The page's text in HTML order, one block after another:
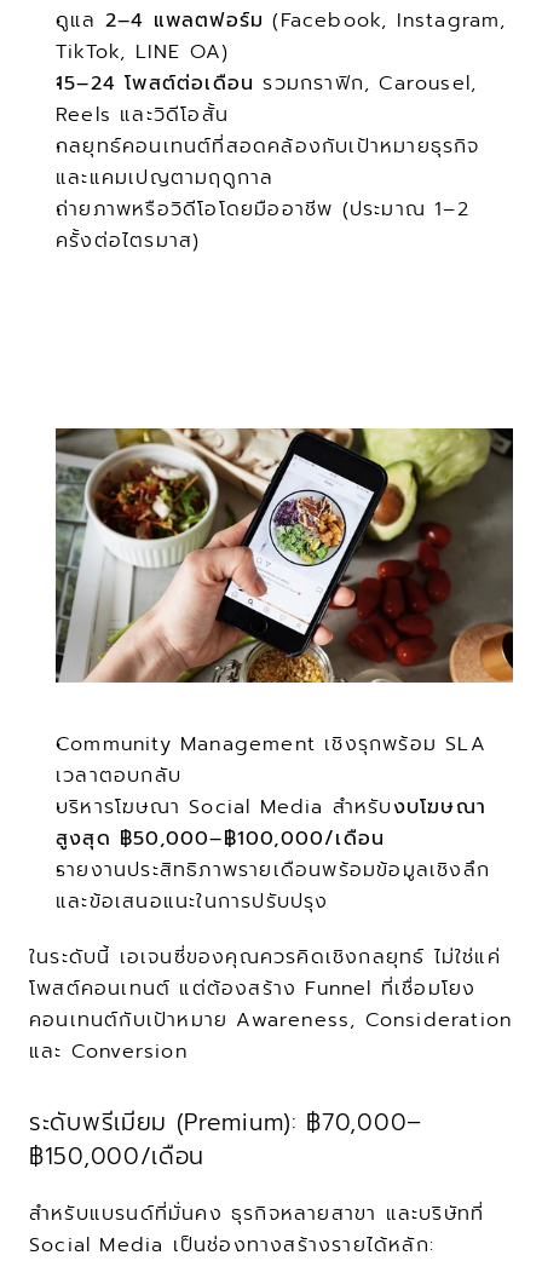
ดูแล 2–4 แพลตฟอร์ม (Facebook, Instagram,
TikTok, LINE OA)
15–24 โพสต์ต่อเดือน รวมกราฟิก, Carousel,
Reels และวิดีโอสั้น
กลยุทธ์คอนเทนต์ที่สอดคล้องกับเป้าหมายธุรกิจ
และแคมเปญตามฤดูกาล
ถ่ายภาพหรือวิดีโอโดยมืออาชีพ (ประมาณ 1–2
ครั้งต่อไตรมาส)
Community Management เชิงรุกพร้อม SLA
เวลาตอบกลับ
บริหารโฆษณา Social Media สำหรับงบโฆษณา
สูงสุด ฿50,000–฿100,000/เดือน
รายงานประสิทธิภาพรายเดือนพร้อมข้อมูลเชิงลึก
และข้อเสนอแนะในการปรับปรุง
ในระดับนี้ เอเจนซี่ของคุณควรคิดเชิงกลยุทธ์ ไม่ใช่แค่
โพสต์คอนเทนต์ แต่ต้องสร้าง Funnel ที่เชื่อมโยง
คอนเทนต์กับเป้าหมาย Awareness, Consideration
และ Conversion
ระดับพรีเมียม (Premium): ฿70,000–
฿150,000/เดือน
สำหรับแบรนด์ที่มั่นคง ธุรกิจหลายสาขา และบริษัทที่
Social Media เป็นช่องทางสร้างรายได้หลัก: